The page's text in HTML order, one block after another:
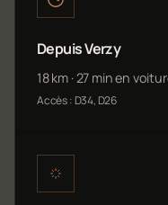
Depuis Verzy
18 km · 27 min en
Accès : D34, D26